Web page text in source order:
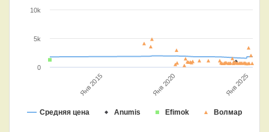
Средняя цена Anumis Efimok Волмар
Янв 2015 Янв 2020 Янв 2025
0
5k
10k